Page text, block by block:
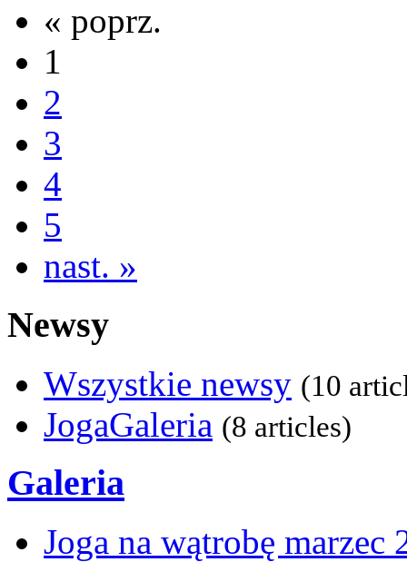
« poprz.
1
2
3
4
5
nast. »
Newsy
Wszystkie newsy (10
JogaGaleria (8 articles)
Galeria
Joga na wątrobę marzec